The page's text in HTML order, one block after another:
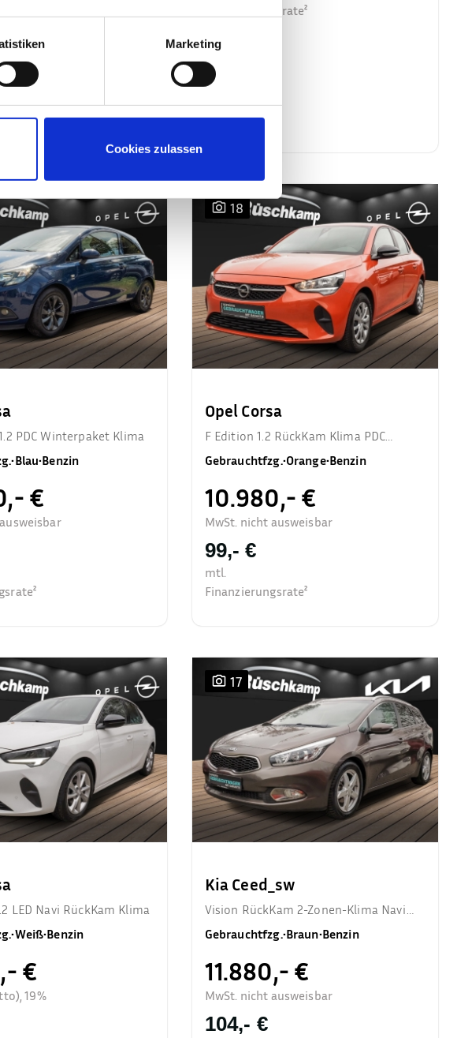
Marketing
Cookies zulassen
:
(kombiniert)¹:7,2 kWh/100km
(kombiniert)¹:0 g/km
Finanzierungsrate²
PDC Winterpaket Klima
•Blau•Benzin
€
18
Opel Corsa
F Edition 1.2 RückKam Klima PDC
Allwetter
Gebrauchtfzg.•Orange•Benzin
10.980,- €
MwSt. nicht ausweisbar
99,- €
mtl.
Finanzierungsrate²
LED Navi RückKam Klima
•Weiß•Benzin
€
19%
17
Kia Ceed_sw
Vision RückKam 2-Zonen-Klima Navi
SHZ
Gebrauchtfzg.•Braun•Benzin
11.880,- €
MwSt. nicht ausweisbar
104,- €